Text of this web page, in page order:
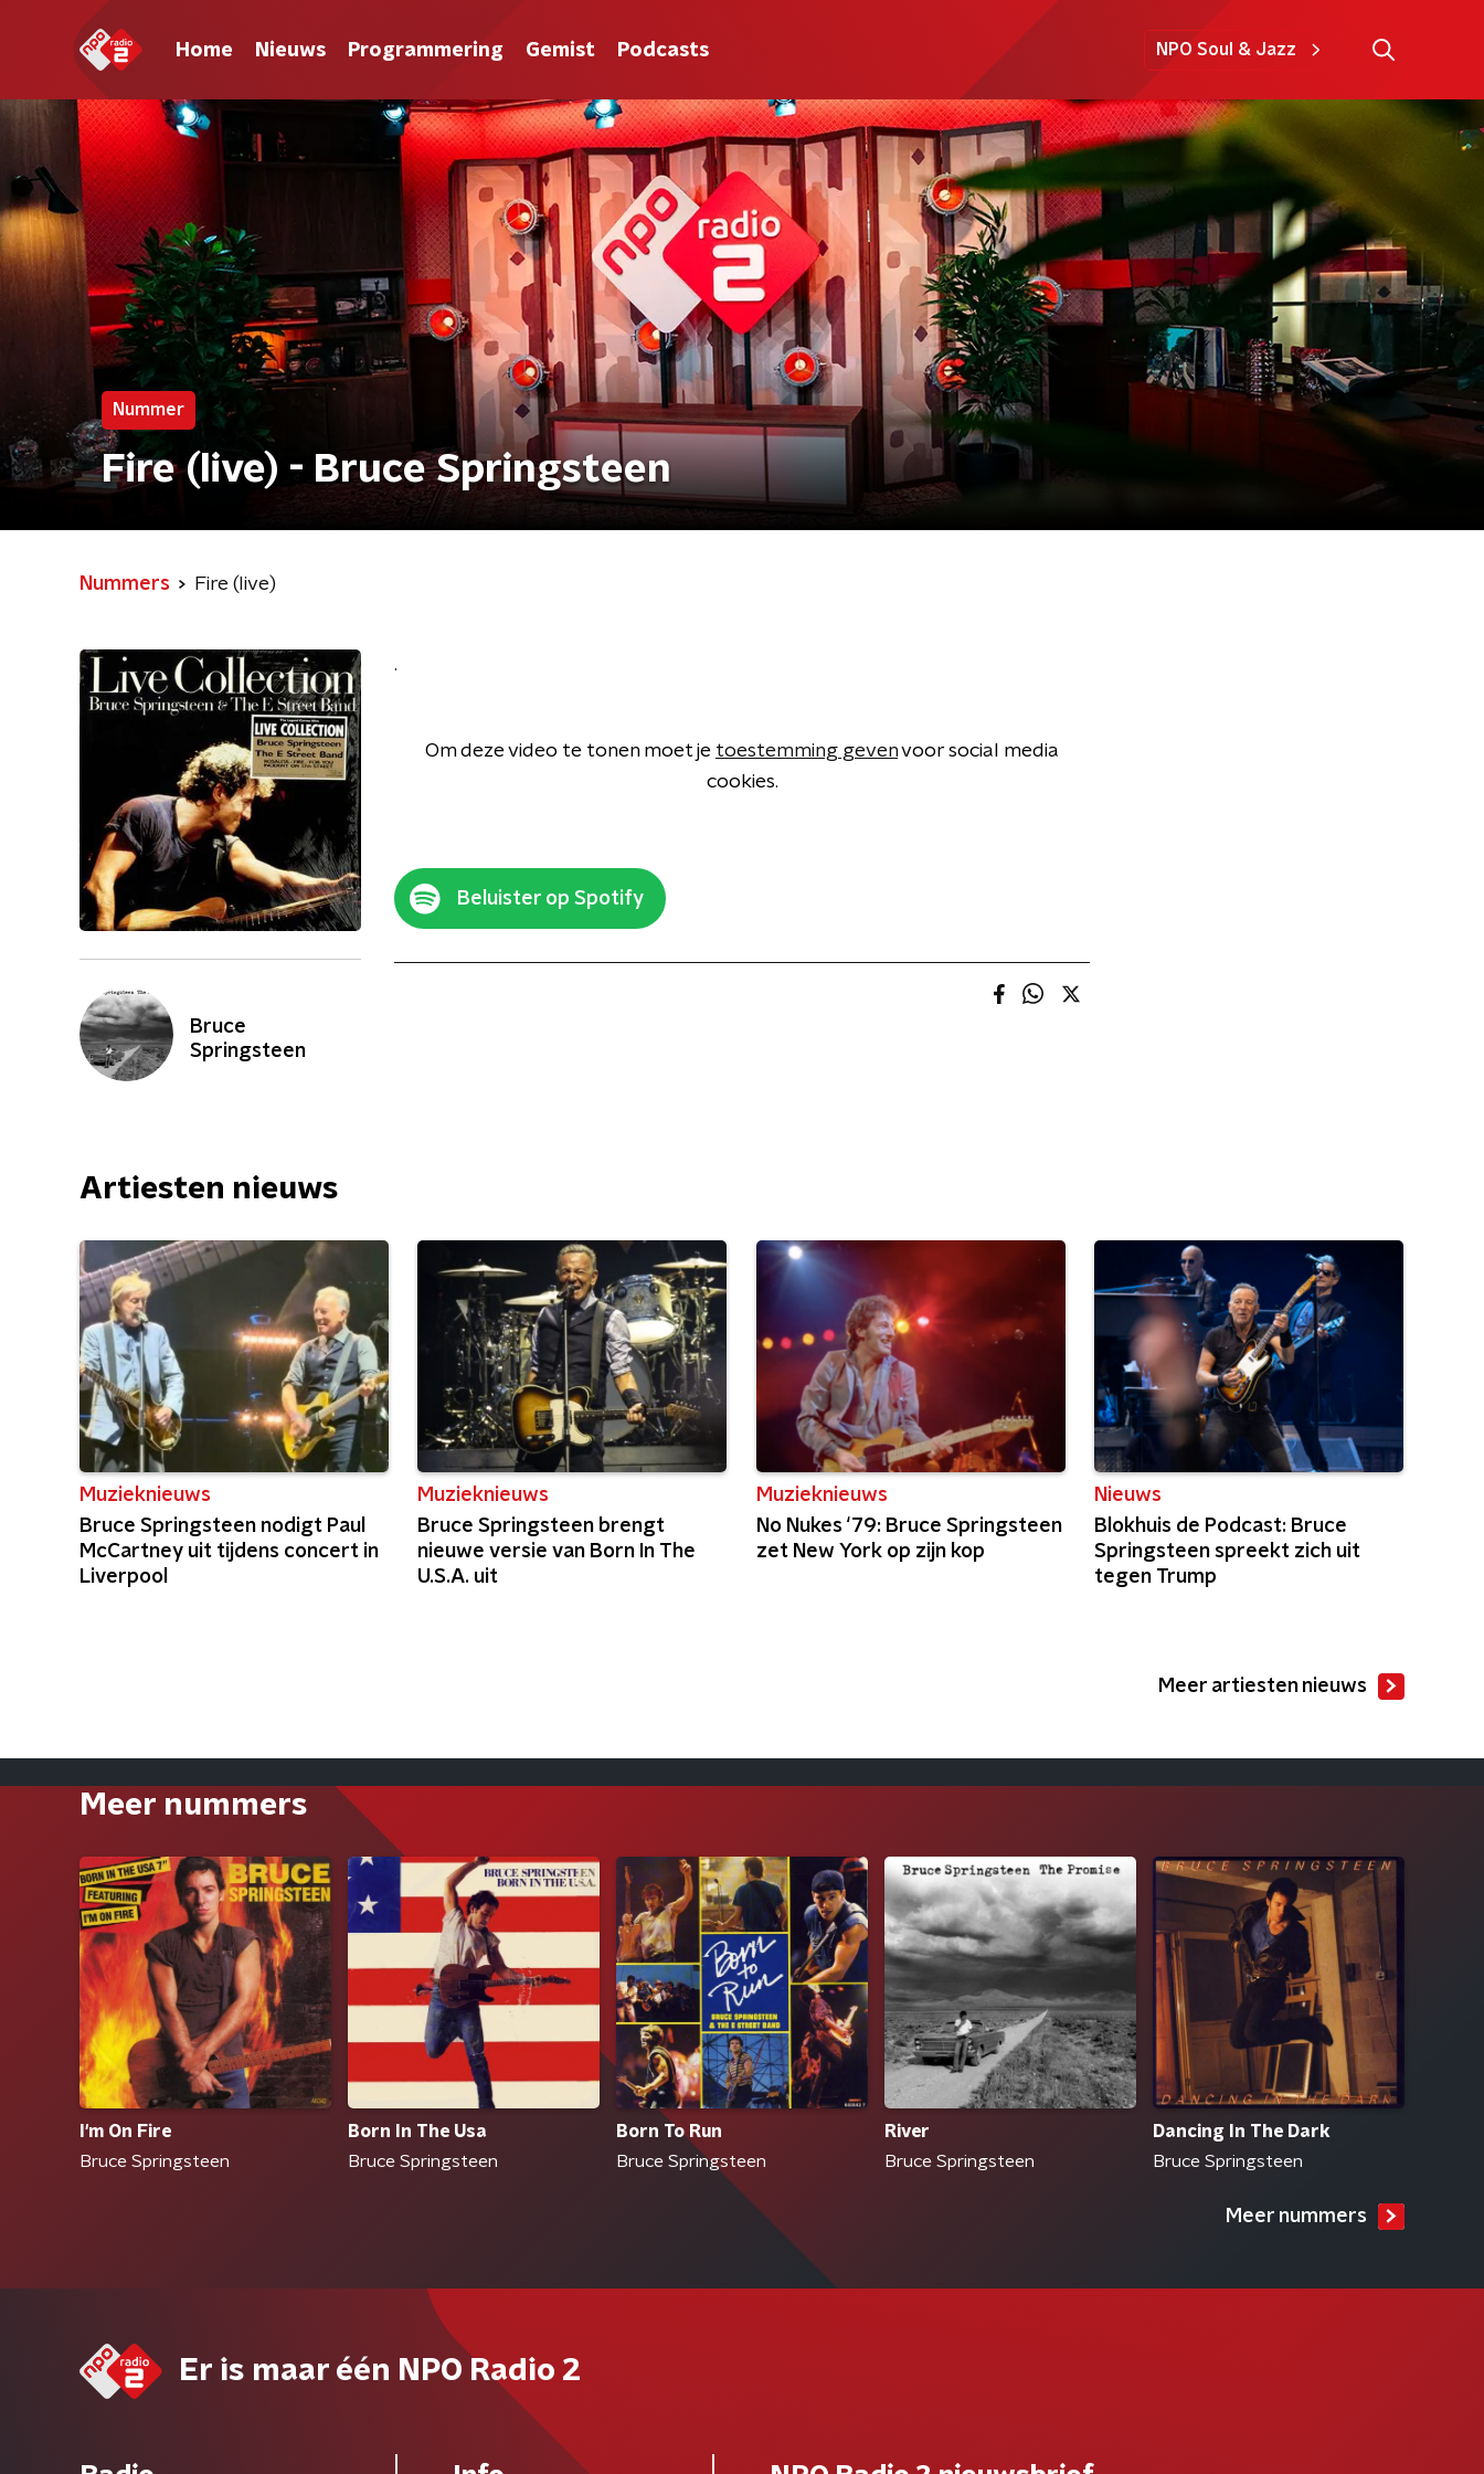
Home Nieuws Programmering Gemist Podcasts NPO Soul & Jazz
Nummer
Fire (live) - Bruce Springsteen
Nummers Fire (live)
Bruce
Springsteen
.
Om deze video te tonen moet je toestemming gevenvoor social media
cookies.
Beluister op Spotify
Artiesten nieuws
Muzieknieuws
Bruce Springsteen nodigt Paul
McCartney uit tijdens concert in
Liverpool
Muzieknieuws
Bruce Springsteen brengt
nieuwe versie van Born In The
U.S.A. uit
Muzieknieuws
No Nukes ‘79: Bruce Springsteen
zet New York op zijn kop
Nieuws
Blokhuis de Podcast: Bruce
Springsteen spreekt zich uit
tegen Trump
Meer artiesten nieuws
Meer nummers
I'm On Fire
Bruce Springsteen
Born In The Usa
Bruce Springsteen
Born To Run
Bruce Springsteen
River
Bruce Springsteen
Dancing In The Dark
Bruce Springsteen
Meer nummers
Er is maar één NPO Radio 2